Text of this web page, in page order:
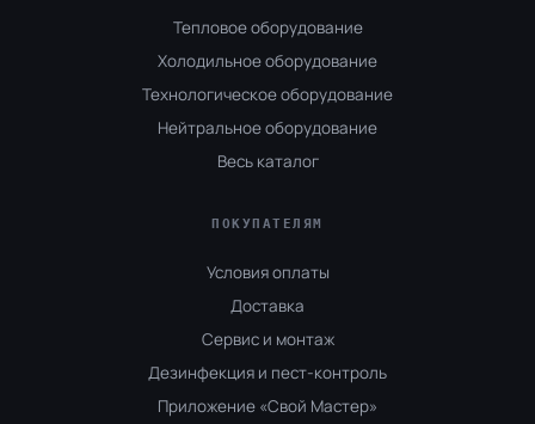
Тепловое оборудование
Холодильное оборудование
Технологическое оборудование
Нейтральное оборудование
Весь каталог
ПОКУПАТЕЛЯМ
Условия оплаты
Доставка
Сервис и монтаж
Дезинфекция и пест-контроль
Приложение «Свой Мастер»